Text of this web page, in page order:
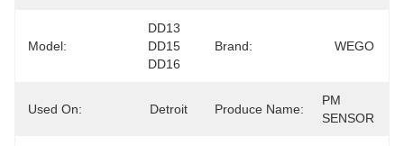
Model:
DD13
DD15
DD16
Brand: WEGO
Used On: Detroit Produce Name:
PM
SENSOR